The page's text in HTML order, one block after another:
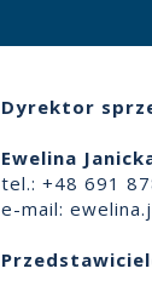
Dyrektor
Ewelina
tel.: +48 691
e-mail: